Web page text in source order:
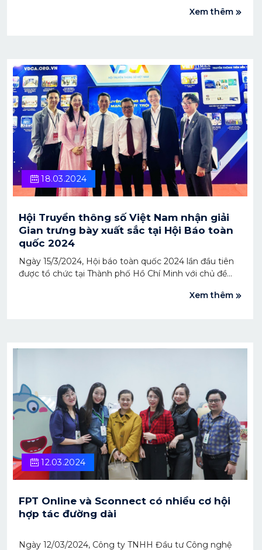
Xem thêm
18.03.2024
Hội Truyền thông số Việt Nam nhận giải
Gian trưng bày xuất sắc tại Hội Báo toàn
quốc 2024
Ngày 15/3/2024, Hội báo toàn quốc 2024 lần đầu tiên
được tổ chức tại Thành phố Hồ Chí Minh với chủ đề
Xem thêm
12.03.2024
FPT Online và Sconnect có nhiều cơ hội
hợp tác đường dài
Ngày 12/03/2024, Công ty TNHH Đầu tư Công nghệ